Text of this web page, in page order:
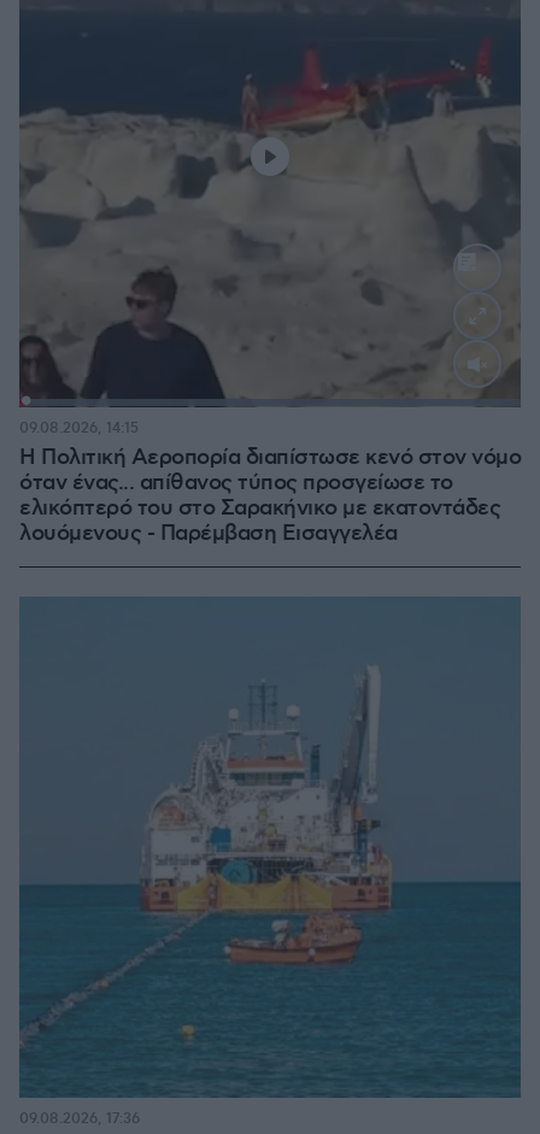
:
Η Πολιτική Αεροπορία διαπίστωσε κενό στον νόμο
όταν ένας... απίθανος τύπος προσγείωσε το
ελικόπτερό του στο Σαρακήνικο με εκατοντάδες
λουόμενους - Παρέμβαση Εισαγγελέα
09.08.2026, 14:15
09.08.2026, 17:36